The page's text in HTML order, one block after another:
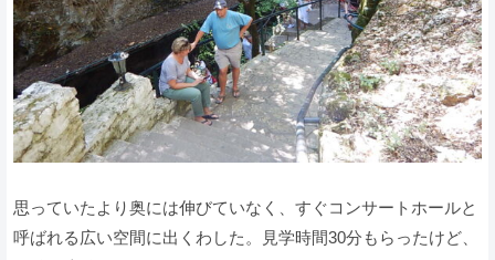
思っていたより奥には伸びていなく、すぐコンサートホールと
呼ばれる広い空間に出くわした。見学時間30分もらったけど、